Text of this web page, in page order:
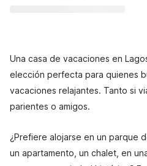
Una casa de vacaciones en
elección perfecta para quienes
vacaciones relajantes. Tanto si
parientes o amigos.
¿Prefiere alojarse en un parque
un apartamento, un chalet, en